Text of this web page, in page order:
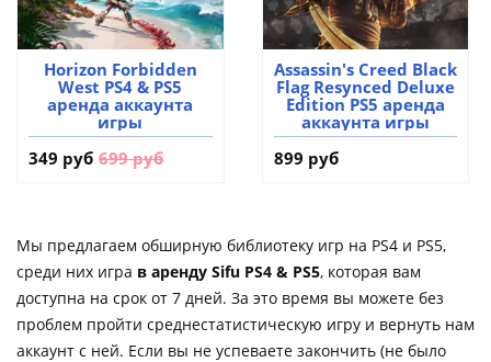
Horizon Forbidden
West PS4 & PS5
аренда аккаунта
игры
349 руб 699 руб
Assassin's Creed Black
Flag Resynced Deluxe
Edition PS5 аренда
аккаунта игры
899 руб
Мы предлагаем обширную библиотеку игр на PS4 и PS5,
среди них игра в аренду Sifu PS4 & PS5, которая вам
доступна на срок от 7 дней. За это время вы можете без
проблем пройти среднестатистическую игру и вернуть нам
аккаунт с ней. Если вы не успеваете закончить (не было